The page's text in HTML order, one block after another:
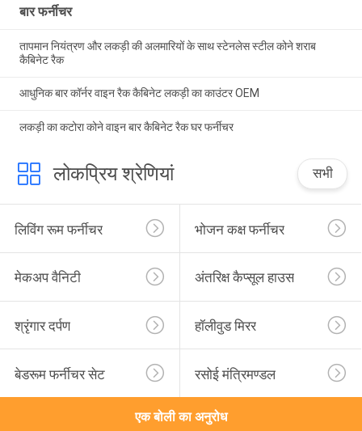
बार फर्नीचर
तापमान नियंत्रण और लकड़ी की अलमारियों के साथ स्टेनलेस स्टील कोने शराब
कैबिनेट रैक
आधुनिक बार कॉर्नर वाइन रैक कैबिनेट लकड़ी का काउंटर OEM
लकड़ी का कटोरा कोने वाइन बार कैबिनेट रैक घर फर्नीचर
लोकप्रिय श्रेणियां सभी
लिविंग रूम फर्नीचर भोजन कक्ष फर्नीचर
मेकअप वैनिटी अंतरिक्ष कैप्सूल हाउस
श्रृंगार दर्पण हॉलीवुड मिरर
बेडरूम फर्नीचर सेट रसोई मंत्रिमण्डल
एक बोली का अनुरोध